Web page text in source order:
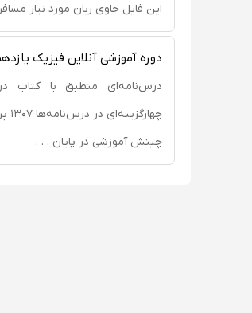
اين فايل حاوى زبان مورد نياز
دوره آموزشی آنلاین فیزیک
چینش آموزشی در پایان . . .